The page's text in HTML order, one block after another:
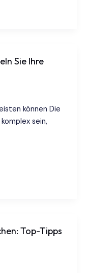
Sie Ihre
können Die
sein,
Top-Tipps